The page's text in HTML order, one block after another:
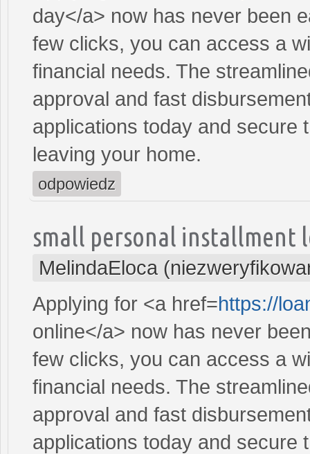
day</a> now has never been
few clicks, you can access a
financial needs. The
approval and fast
applications today and secure
leaving your home.
odpowiedz
small personal installment
MelindaEloca
Applying for <a href=https://
online</a> now has never
few clicks, you can access a
financial needs. The
approval and fast
applications today and secure